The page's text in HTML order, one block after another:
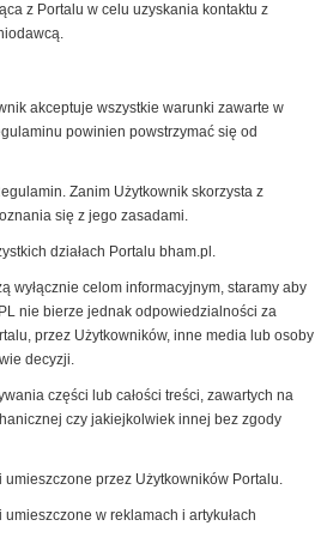
z Portalu w celu uzyskania kontaktu z
akceptuje wszystkie warunki zawarte w
powinien powstrzymać się od
Zanim Użytkownik skorzysta z
się z jego zasadami.
działach Portalu bham.pl.
wyłącznie celom informacyjnym, staramy aby
nie bierze jednak odpowiedzialności za
przez Użytkowników, inne media lub osoby
decyzji.
części lub całości treści, zawartych na
czy jakiejkolwiek innej bez zgody
przez Użytkowników Portalu.
w reklamach i artykułach